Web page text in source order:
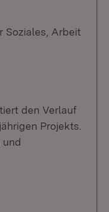
Soziales, Arbeit
den Verlauf
Projekts.